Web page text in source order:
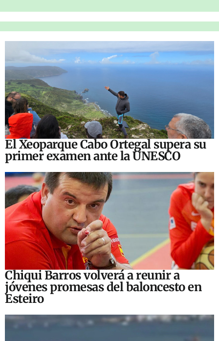
El Xeoparque Cabo Ortegal supera su
primer examen ante la UNESCO
Chiqui Barros volverá a reunir a
jóvenes promesas del baloncesto en
Esteiro